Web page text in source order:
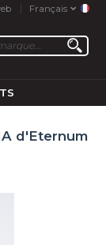
Français
d'Eternum